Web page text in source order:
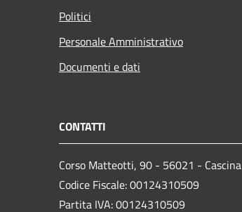
Politici
Personale Amministrativo
Documenti e dati
CONTATTI
Corso Matteotti, 90 - 56021 - Cascina
Codice Fiscale: 00124310509
Partita IVA: 00124310509